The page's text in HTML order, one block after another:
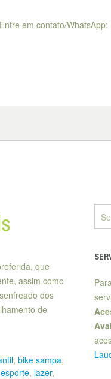
Entre em contato/
que
assim como
dos
de
, bike sampa,
esporte, lazer,